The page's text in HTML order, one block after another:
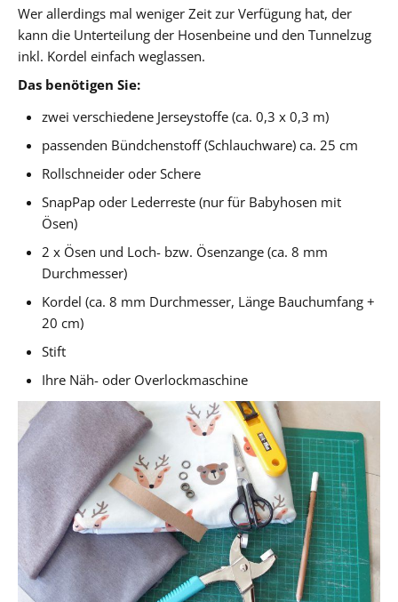
Wer allerdings mal weniger Zeit zur Verfügung hat, der
kann die Unterteilung der Hosenbeine und den Tunnelzug
inkl. Kordel einfach weglassen.
Das benötigen Sie:
zwei verschiedene Jerseystoffe (ca. 0,3 x 0,3 m)
passenden Bündchenstoff (Schlauchware) ca. 25 cm
Rollschneider oder Schere
SnapPap oder Lederreste (nur für Babyhosen mit
Ösen)
2 x Ösen und Loch- bzw. Ösenzange (ca. 8 mm
Durchmesser)
Kordel (ca. 8 mm Durchmesser, Länge Bauchumfang +
20 cm)
Stift
Ihre Näh- oder Overlockmaschine